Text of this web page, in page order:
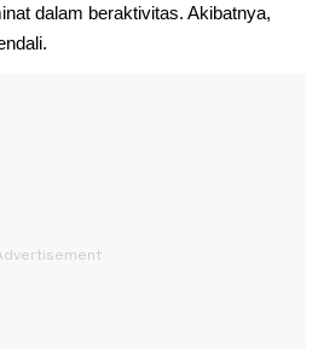
dalam beraktivitas. Akibatnya,